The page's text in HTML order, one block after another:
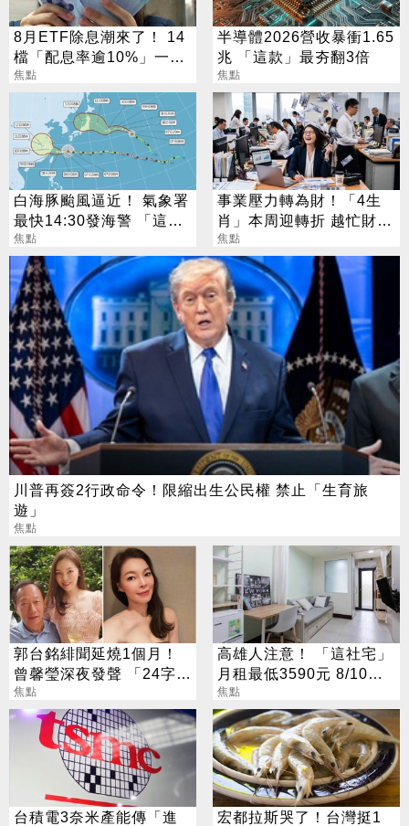
8月ETF除息潮來了！ 14
檔「配息率逾10%」一次
看
焦點
半導體2026營收暴衝1.65
兆 「這款」最夯翻3倍
焦點
白海豚颱風逼近！ 氣象署
最快14:30發海警 「這
天」風雨最猛烈
焦點
事業壓力轉為財！「4生
肖」本周迎轉折 越忙財運
越旺
焦點
川普再簽2行政命令！限縮出生公民權 禁止「生育旅
遊」
焦點
郭台銘緋聞延燒1個月！
曾馨瑩深夜發聲 「24字」
吐盡最心繫的事
焦點
高雄人注意！ 「這社宅」
月租最低3590元 8/10起
放申請
焦點
台積電3奈米產能傳「進
宏都拉斯哭了！台灣挺1